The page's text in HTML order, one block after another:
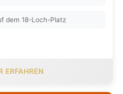
dem 18-Loch-Platz
ERFAHREN